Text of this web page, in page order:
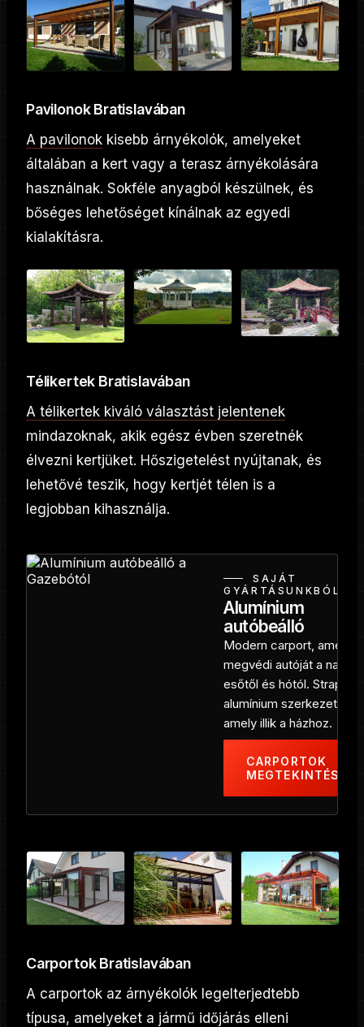
Pavilonok Bratislavában
A pavilonok kisebb árnyékolók, amelyeket
általában a kert vagy a terasz árnyékolására
használnak. Sokféle anyagból készülnek, és
bőséges lehetőséget kínálnak az egyedi
kialakításra.
Télikertek Bratislavában
A télikertek kiváló választást jelentenek
mindazoknak, akik egész évben szeretnék
élvezni kertjüket. Hőszigetelést nyújtanak, és
lehetővé teszik, hogy kertjét télen is a
legjobban kihasználja.
SAJÁT
GYÁRTÁSUNKBÓL
Alumínium
autóbeálló
Modern carport, amely
megvédi autóját a naptól,
esőtől és hótól.
alumínium szerkezet,
amely illik a házhoz.
CARPORTOK
MEGTEKINTÉSE
Carportok Bratislavában
A carportok az árnyékolók legelterjedtebb
típusa, amelyeket a jármű időjárás elleni